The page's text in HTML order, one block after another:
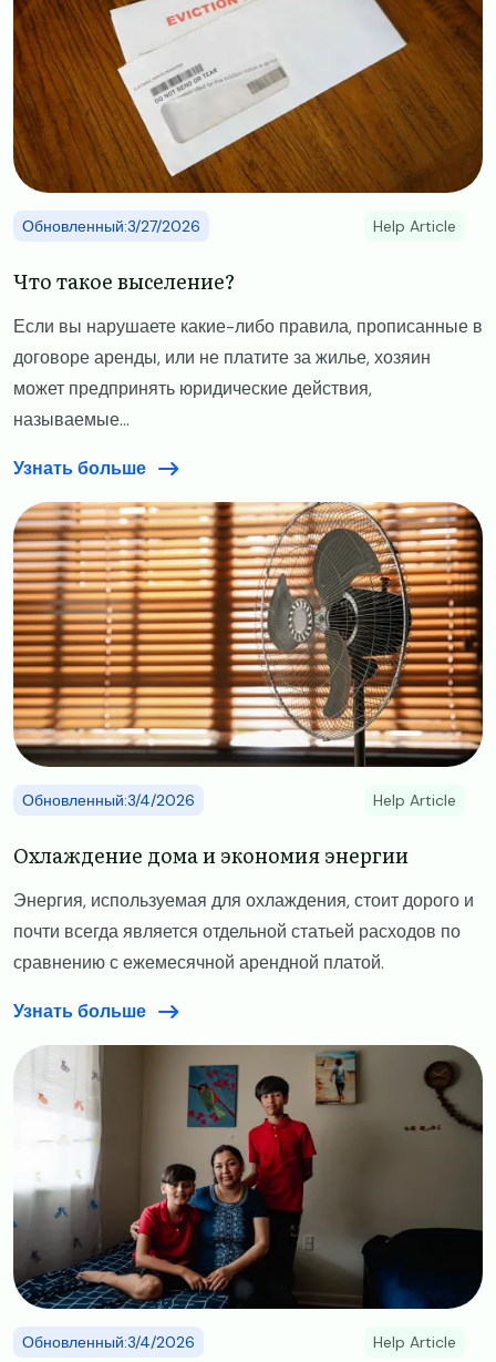
Обновленный:3/27/2026 Help Article
Что такое выселение?
Если вы нарушаете какие-либо правила, прописанные в
договоре аренды, или не платите за жилье, хозяин
может предпринять юридические действия,
называемые...
Узнать больше
Image
Обновленный:3/4/2026 Help Article
Охлаждение дома и экономия энергии
Энергия, используемая для охлаждения, стоит дорого и
почти всегда является отдельной статьей расходов по
сравнению с ежемесячной арендной платой.
Узнать больше
Image
Обновленный:3/4/2026 Help Article